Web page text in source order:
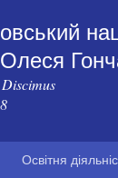
Олеся
Освітня